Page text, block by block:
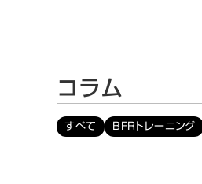
コラム
すべて BFRトレーニング